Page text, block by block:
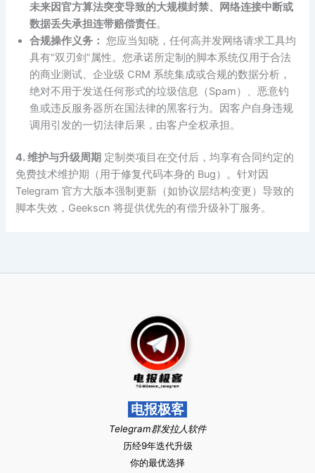
未来因官方算法突变导致的大规模封禁、网络连接中断或
数据丢失承担连带赔偿责任。
合规操作义务： 您应当知晓，任何高并发网络请求工具均
具有“双刃剑”属性。您承诺所定制的脚本系统仅用于合法
的商业测试、企业级 CRM 系统集成或合规的数据分析，
绝对不用于发送任何形式的垃圾信息（Spam）、恶意钓
鱼或违反服务器所在国法律的黑客行为。因客户自身违规
调用引发的一切法律后果，由客户全权承担。
4. 维护与升级周期 定制类项目在交付后，均享有合同约定的
免费技术维护期（用于修复代码本身的 Bug）。针对因
Telegram 官方大版本强制更新（如协议层结构变更）导致的
脚本失效，Geekscn 将提供优先的有偿升级补丁服务。
电报极客
Telegram群发拉人软件
历经9年迭代升级
你的最优选择